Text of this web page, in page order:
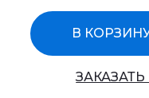
В
ЗАКАЗАТЬ